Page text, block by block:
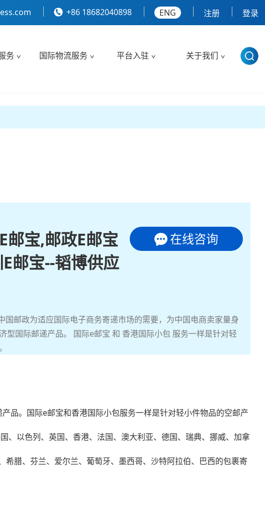
+86 18682040898 ENG 注册 登录
务 国际物流服务 平台入驻 关于我们
在线咨询
邮宝,邮政E邮宝
邮宝--韬博供应
国邮政为适应国际电子商务寄递市场的需要，为中国电商卖家量身
型国际邮递产品。 国际e邮宝 和 香港国际小包 服务一样是针对轻
品。国际e邮宝和香港国际小包服务一样是针对轻小件物品的空邮产
、以色列、英国、香港、法国、澳大利亚、德国、瑞典、挪威、加拿
腊、芬兰、爱尔兰、葡萄牙、墨西哥、沙特阿拉伯、巴西的包裹寄